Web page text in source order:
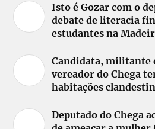
Isto é Gozar com o
debate de literacia
estudantes na
Candidata, militante
vereador do Chega
habitações
Deputado do Chega